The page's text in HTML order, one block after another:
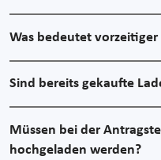
Was bedeutet
Sind bereits gekaufte
Müssen bei der
hochgeladen werden?